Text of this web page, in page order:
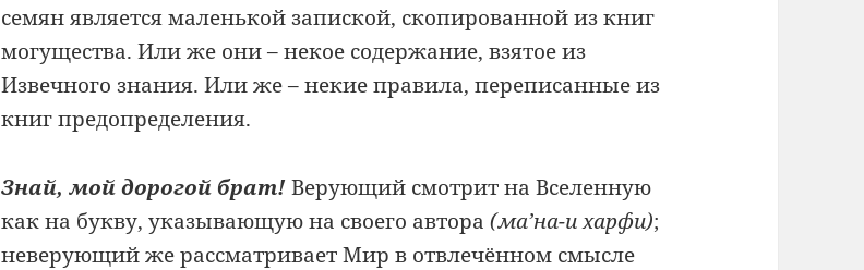
семян является маленькой запиской, скопированной из книг
могущества. Или же они – некое содержание, взятое из
Извечного знания. Или же – некие правила, переписанные из
книг предопределения.
Знай, мой дорогой брат!Верующий смотрит на Вселенную
как на букву, указывающую на своего автора(ма’на-и харфи);
неверующий же рассматривает Мир в отвлечённом смысле